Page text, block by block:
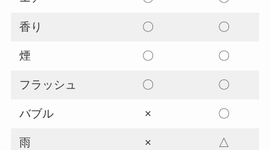
香り 〇 〇
煙 〇 〇
フラッシュ 〇 〇
バブル × 〇
雨 × △